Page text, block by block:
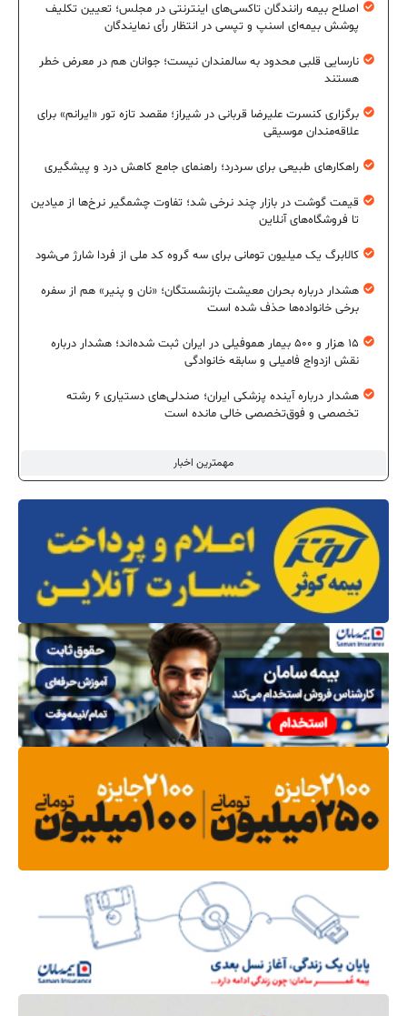
مهمترین اخبار
اصلاح بیمه رانندگان تاکسی‌های اینترنتی در مجلس؛ تعیین تکلیف
پوشش بیمه‌ای اسنپ و تپسی در انتظار رأی نمایندگان
نارسایی قلبی محدود به سالمندان نیست؛ جوانان هم در معرض خطر
هستند
برگزاری کنسرت علیرضا قربانی در شیراز؛ مقصد تازه تور «ایرانم» برای
علاقه‌مندان موسیقی
راهکارهای طبیعی برای سردرد؛ راهنمای جامع کاهش درد و پیشگیری
قیمت گوشت در بازار چند نرخی شد؛ تفاوت چشمگیر نرخ‌ها از میادین
تا فروشگاه‌های آنلاین
کالابرگ یک میلیون تومانی برای سه گروه کد ملی از فردا شارژ می‌شود
هشدار درباره بحران معیشت بازنشستگان؛ «نان و پنیر» هم از سفره
برخی خانواده‌ها حذف شده است
۱۵ هزار و ۵۰۰ بیمار هموفیلی در ایران ثبت شده‌اند؛ هشدار درباره
نقش ازدواج فامیلی و سابقه خانوادگی
هشدار درباره آینده پزشکی ایران؛ صندلی‌های دستیاری ۶ رشته
تخصصی و فوق‌تخصصی خالی مانده است